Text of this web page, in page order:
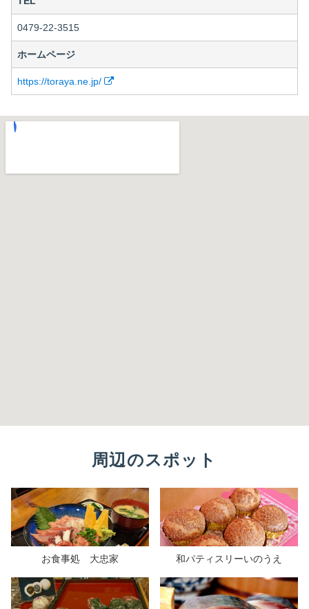
0479-22-3515
ホームページ
https://toraya.ne.jp/
周辺のスポット
お食事処 大忠家 和パティスリーいのうえ